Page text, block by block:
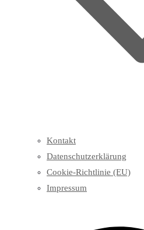
Kontakt
Datenschutzerklärung
Cookie-Richtlinie (EU)
Impressum